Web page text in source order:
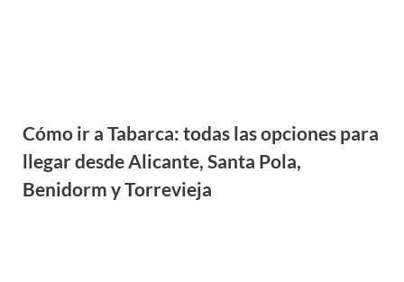
Benidorm y Torrevieja